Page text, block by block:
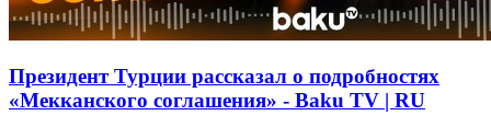
Президент Турции рассказал о подробностях
«Мекканского соглашения» - Baku TV | RU